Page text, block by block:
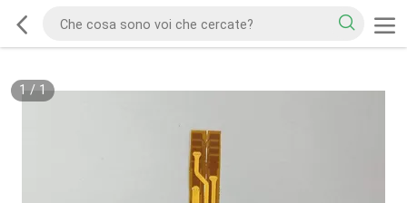
1 / 1